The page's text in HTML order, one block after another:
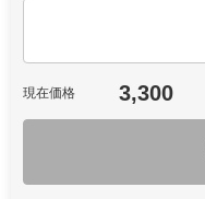
現在価格 3,300